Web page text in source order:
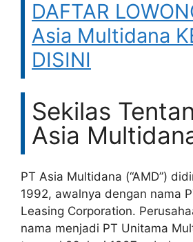
DAFTAR
Asia Multidana
DISINI
Sekilas
Asia
PT Asia Multidana (“AMD”)
1992, awalnya dengan nama
Leasing Corporation.
nama menjadi PT Unitama